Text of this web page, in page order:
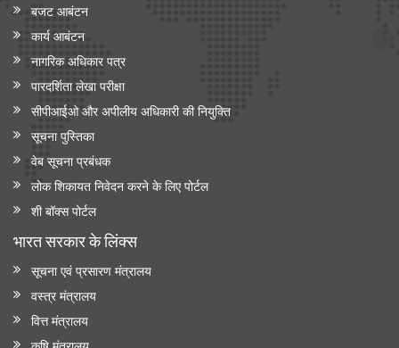
बजट आबंटन
कार्य आबंटन
नागरिक अधिकार पत्र
पारदर्शिता लेखा परीक्षा
सीपीआईओ और अपी‍लीय अधिकारी की नियुक्ति
सूचना पुस्तिका
वेब सूचना प्रबंधक
लोक शिकायत निवेदन करने के लिए पोर्टल
शी बॉक्स पोर्टल
भारत सरकार के लिंक्‍स
सूचना एवं प्रसारण मंत्रालय
वस्त्र मंत्रालय
वित्त मंत्रालय